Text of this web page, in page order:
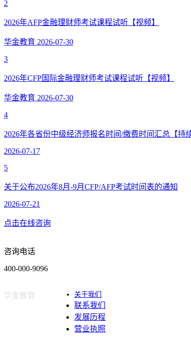
2
2026年AFP金融理财师考试课程试听【视频】
华金教育 2026-07-30
3
2026年CFP国际金融理财师考试课程试听【视频】
华金教育 2026-07-30
4
2026年各省份中级经济师报名时间/缴费时间汇总【持
2026-07-17
5
关于公布2026年8月-9月CFP/AFP考试时间表的通知
2026-07-21
点击在线咨询
咨询电话
400-000-9096
华金教育 关于我们
联系我们
发展历程
营业执照